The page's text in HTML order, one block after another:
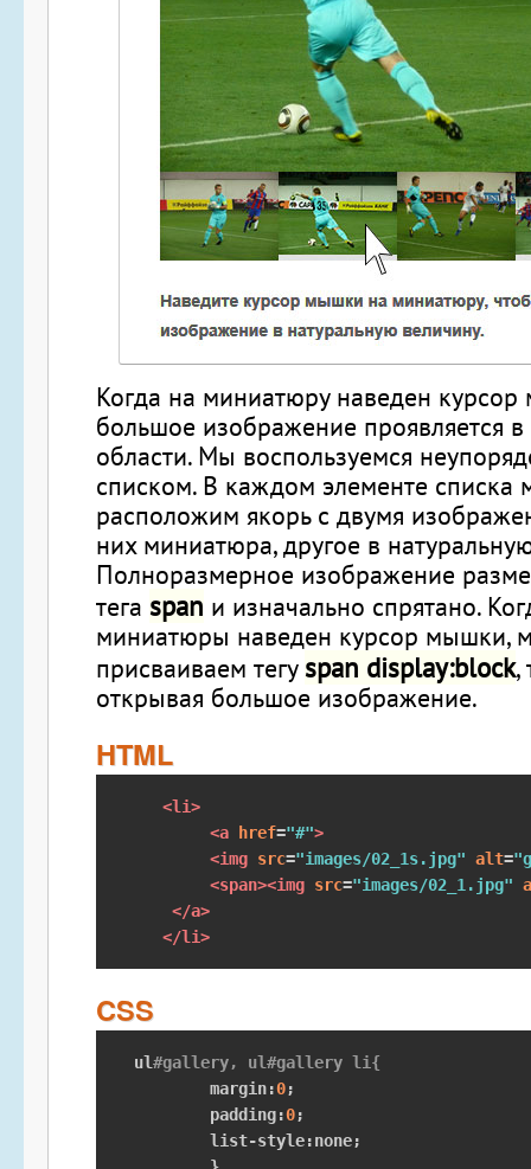
Когда на миниатюру наведен
большое изображение проявляется
области. Мы воспользуемся
списком. В каждом элементе списка
расположим якорь с двумя
них миниатюра, другое в
Полноразмерное изображение
тега span и изначально спрятано.
миниатюры наведен курсор мышки,
присваиваем тегу span display:block,
открывая большое изображение.
HTML
<li>
<a
href="#">
<img src="images/02_1s.jpg" alt=
<span><img src="images/02_1.jpg"
</a>
</li>
CSS
ul#gallery, ul#gallery li{
	margin
:0;
	padding
:0;
	list
-style:none;